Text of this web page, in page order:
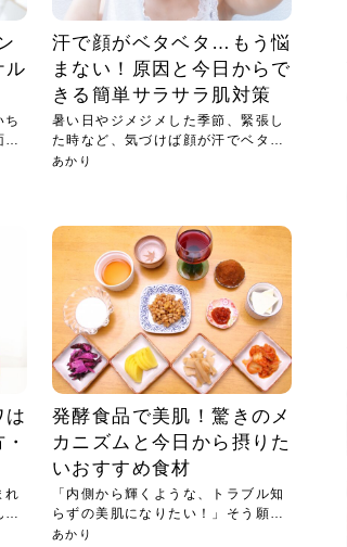
ル
ち
汗で顔がベタベタ…もう悩
まない！原因と今日からで
きる簡単サラサラ肌対策
暑い日やジメジメした季節、緊張し
た時など、気づけば顔が汗でベタベ
タ…...
あかり
は
れ
て
発酵食品で美肌！驚きのメ
カニズムと今日から摂りた
いおすすめ食材
「内側から輝くような、トラブル知
らずの美肌になりたい！」そう願う
方は...
あかり